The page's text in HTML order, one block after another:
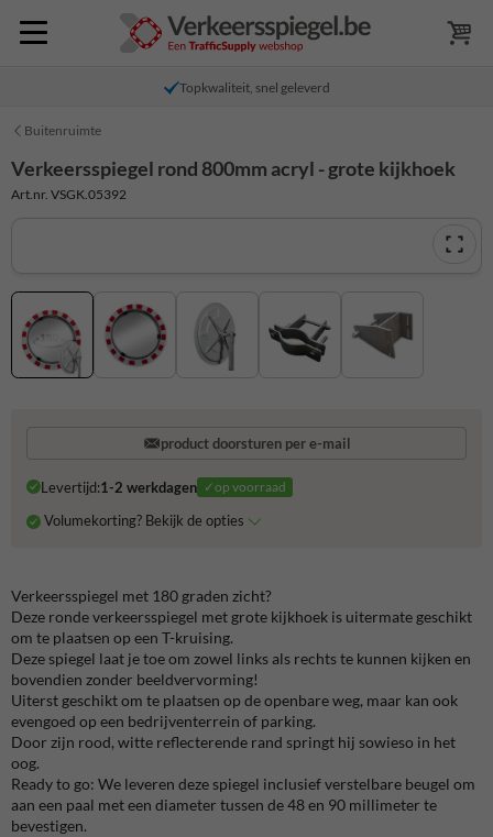
Topkwaliteit, snel geleverd
Buitenruimte
Verkeersspiegel rond 800mm acryl - grote kijkhoek
Art.nr. VSGK.05392
product doorsturen per e-mail
Levertijd:1-2 werkdagen ✓op voorraad
Volumekorting? Bekijk de opties
Verkeersspiegel met 180 graden zicht?
Deze ronde verkeersspiegel met grote kijkhoek is uitermate geschikt
om te plaatsen op een T-kruising.
Deze spiegel laat je toe om zowel links als rechts te kunnen kijken en
bovendien zonder beeldvervorming!
Uiterst geschikt om te plaatsen op de openbare weg, maar kan ook
evengoed op een bedrijventerrein of parking.
Door zijn rood, witte reflecterende rand springt hij sowieso in het
oog.
Ready to go: We leveren deze spiegel inclusief verstelbare beugel om
aan een paal met een diameter tussen de 48 en 90 millimeter te
bevestigen.